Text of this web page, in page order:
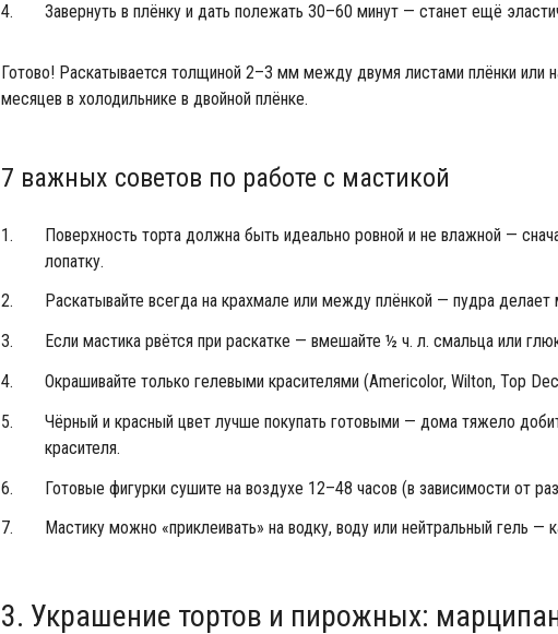
Завернуть в плёнку и дать полежать 30–60 минут — станет ещё
Готово! Раскатывается толщиной 2–3 мм между двумя листами плёнки или
месяцев в холодильнике в двойной плёнке.
7 важных советов по работе с мастикой
Поверхность торта должна быть идеально ровной и не влажной —
лопатку.
Раскатывайте всегда на крахмале или между плёнкой — пудра делает
Если мастика рвётся при раскатке — вмешайте ½ ч. л. смальца или
Окрашивайте только гелевыми красителями (Americolor, Wilton, Top
Чёрный и красный цвет лучше покупать готовыми — дома тяжело
красителя.
Готовые фигурки сушите на воздухе 12–48 часов (в зависимости от
Мастику можно «приклеивать» на водку, воду или нейтральный гель —
3. Украшение тортов и пирожных: